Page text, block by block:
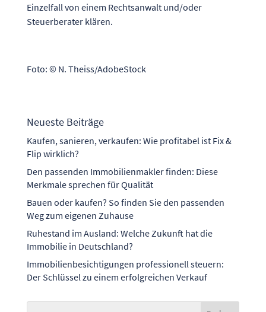
Einzelfall von einem Rechtsanwalt und/oder
Steuerberater klären.
Foto: © N. Theiss/AdobeStock
Neueste Beiträge
Kaufen, sanieren, verkaufen: Wie profitabel ist Fix &
Flip wirklich?
Den passenden Immobilienmakler finden: Diese
Merkmale sprechen für Qualität
Bauen oder kaufen? So finden Sie den passenden
Weg zum eigenen Zuhause
Ruhestand im Ausland: Welche Zukunft hat die
Immobilie in Deutschland?
Immobilienbesichtigungen professionell steuern:
Der Schlüssel zu einem erfolgreichen Verkauf